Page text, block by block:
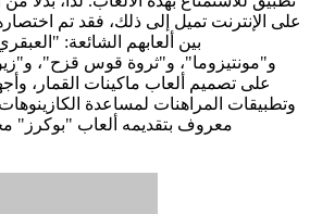
على الإنترنت تميل إلى ذلك، فقد تم
بين ألعابهم الشائعة:
و"مونتيزوما"، و"ثروة قوس قزح"،
وتطبيقات المراهنات لمساعدة
معروف بتقديمه ألعاب "بوكرز"